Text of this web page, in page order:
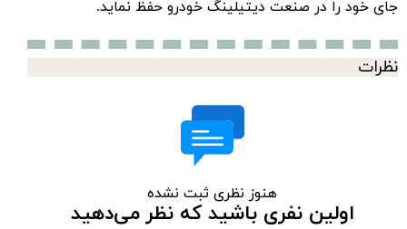
جای خود را در صنعت دیتیلینگ خودرو حفظ نماید.
نظرات
هنوز نظری ثبت نشده
اولین نفری باشید که نظر می‌دهید